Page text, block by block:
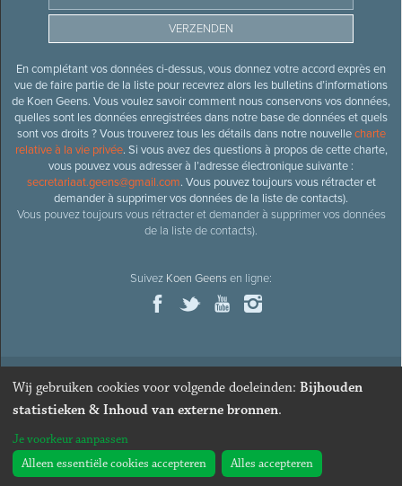
En complétant vos données ci-dessus, vous donnez votre accord exprès en
vue de faire partie de la liste pour recevrez alors les bulletins d’informations
de Koen Geens. Vous voulez savoir comment nous conservons vos données,
quelles sont les données enregistrées dans notre base de données et quels
sont vos droits ? Vous trouverez tous les détails dans notre nouvellecharte
relative à la vie privée. Si vous avez des questions à propos de cette charte,
vous pouvez vous adresser à l’adresse électronique suivante :
secretariaat.geens@gmail.com. Vous pouvez toujours vous rétracter et
demander à supprimer vos données de la liste de contacts).
Vous pouvez toujours vous rétracter et demander à supprimer vos données
de la liste de contacts).
Suivez Koen Geensen ligne:
© 2026 Ancien ministre et député honoraire
Webdesign & développement par Zenjoy de Louvain
Wij gebruiken cookies voor volgende doeleinden: Bijhouden
statistieken & Inhoud van externe bronnen.
Je voorkeur aanpassen
Alleen essentiële cookies accepteren
Alles accepteren